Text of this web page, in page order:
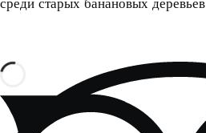
среди старых банановых деревьев.